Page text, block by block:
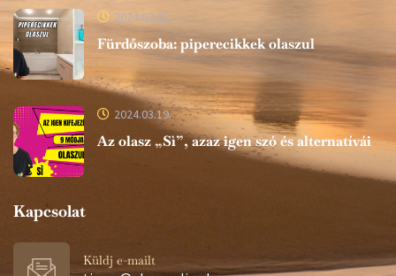
2024.03.22.
Fürdőszoba: piperecikkek olaszul
2024.03.19.
Az olasz „Sì”, azaz igen szó és alternatívái
Kapcsolat
Küldj e-mailt